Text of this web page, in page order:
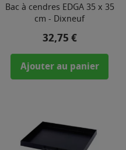
Bac à cendres EDGA 35 x 35
cm - Dixneuf
Prix
32,75 €
Ajouter au panier